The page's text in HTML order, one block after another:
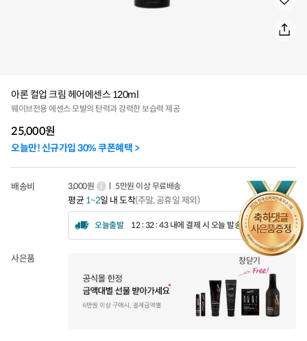
창닫기
아론 컬업 크림 헤어에센스 120ml
웨이브전용 에센스 모발의 탄력과 강력한 보습력 제공
25,000원
오늘만! 신규가입 30% 쿠폰혜택 >
배송비 3,000원 ㅣ 5만원 이상 무료배송
평균1~2일 내 도착(주말, 공휴일 제외)
오늘출발 12 : 32 : 40 내에 결제 시 오늘 발송됩니다.
사은품